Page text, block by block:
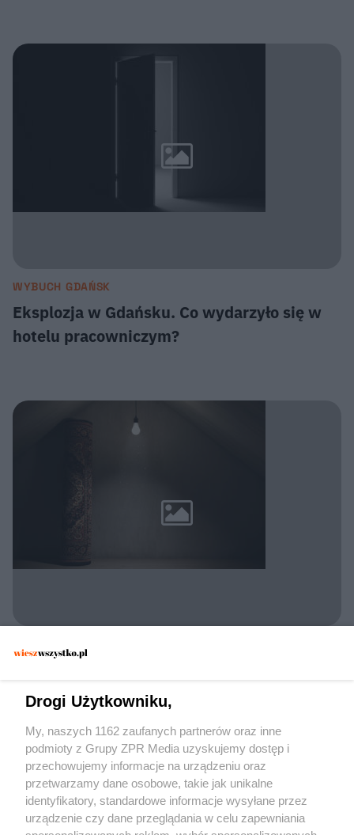
WYBUCH GDAŃSK
Eksplozja w Gdańsku. Co wydarzyło się w
hotelu pracowniczym?
dywan wystarczył, by zmylić
funkcjonariuszy?
Drogi Użytkowniku,
My, naszych 1162 zaufanych partnerów oraz inne
podmioty z Grupy ZPR Media uzyskujemy dostęp i
przechowujemy informacje na urządzeniu oraz
przetwarzamy dane osobowe, takie jak unikalne
identyfikatory, standardowe informacje wysyłane przez
urządzenie czy dane przeglądania w celu zapewniania